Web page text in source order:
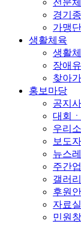
전문
경기
가맹
생활체육
생활
장애
찾아
홍보마당
공지
대회
우리
보도
뉴스
주간
갤러리
후원
자료실
민원